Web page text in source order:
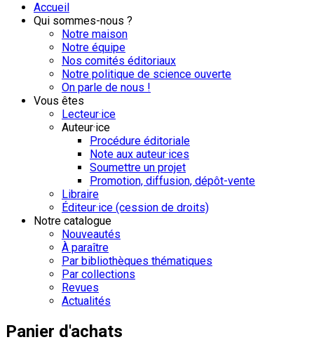
Accueil
Qui sommes-nous ?
Notre maison
Notre équipe
Nos comités éditoriaux
Notre politique de science ouverte
On parle de nous !
Vous êtes
Lecteur·ice
Auteur·ice
Procédure éditoriale
Note aux auteur·ices
Soumettre un projet
Promotion, diffusion, dépôt-vente
Libraire
Éditeur·ice (cession de droits)
Notre catalogue
Nouveautés
À paraître
Par bibliothèques thématiques
Par collections
Revues
Actualités
Panier d'achats